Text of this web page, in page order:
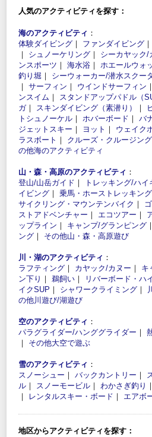
人気のアクティビティを探す：
海のアクティビティ ：
体験ダイビング ｜ ファンダイビング ｜
｜ シュノーケリング ｜ シーカヤック/
ンスポーツ ｜ 海水浴 ｜ ホエールウォ
釣り堀 ｜ シーウォーカー/潜水スクー
｜ サーフィン ｜ ウインドサーフィン ｜
ンスイム ｜ スタンドアップパドル（
ガ｜ スキンダイビング（素潜り） ｜
トシュノーケル ｜ ホバーボード ｜ バ
ジェットスキー ｜ ヨット ｜ ウェイク
ラスボート ｜ クルーズ・クルージング
の他海のアクティビティ
山・森・高原のアクティビティ ：
登山/山岳ガイド ｜ トレッキング/ハイ
イビング ｜ 乗馬・ホーストレッキング
サイクリング・マウンテンバイク ｜
ストアドベンチャー ｜ エコツアー ｜
ップライン ｜ キャンプ/グランピング ｜
ング ｜ その他山・森・高原遊び
川・湖のアクティビティ ：
ラフティング ｜ カヤック/カヌー ｜ キ
ン下り ｜ 鵜飼い ｜ リバーボード・ハ
イクSUP ｜ シャワークライミング ｜
の他川遊び/湖遊び
空のアクティビティ ：
パラグライダー/ハンググライダー ｜
｜ その他大空で遊ぶ
雪のアクティビティ ：
スノーシュー ｜ バックカントリー ｜
ル ｜ スノーモービル ｜ わかさぎ釣り ｜
｜
レンタルスキー・ボード ｜ エアボ
地区からアクティビティを探す：